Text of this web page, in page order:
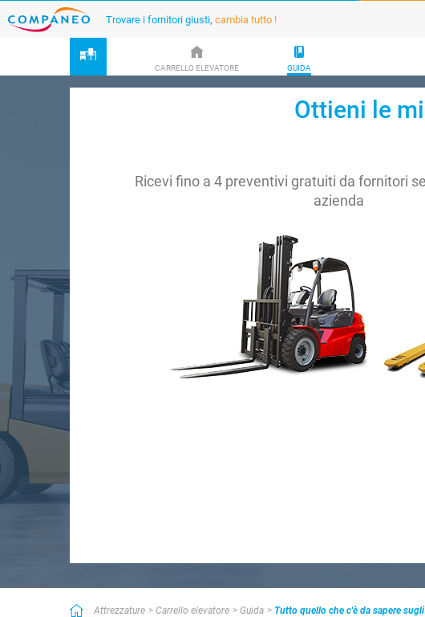
Trovare i fornitori giusti, cambia tutto !
CARRELLO ELEVATORE GUIDA
Ottieni le
Ricevi fino a 4 preventivi gratuiti da fornitori
azienda
Attrezzature Carrello elevatore Guida Tutto quello che c'è da sapere